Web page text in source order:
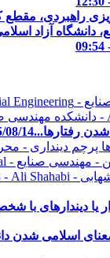
راهبردی،
دانشگاه آزاد
شدن رفتارها...14 - 22:24
یا دیندارهای با
اسلامی شدن